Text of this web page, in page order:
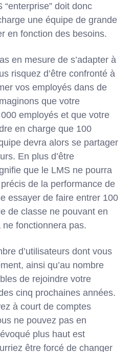
doit donc
une équipe de grande
en fonction des besoins.
en mesure de s’adapter à
risquez d’être confronté à
vos employés dans de
que votre
employés et que votre
en charge que 100
devra alors se partager
En plus d’être
que le LMS ne pourra
de la performance de
essayer de faire entrer 100
de classe ne pouvant en
fonctionnera pas.
d’utilisateurs dont vous
ainsi qu’au nombre
de rejoindre votre
cinq prochaines années.
à court de comptes
ne pouvez pas en
plus haut est
être forcé de changer